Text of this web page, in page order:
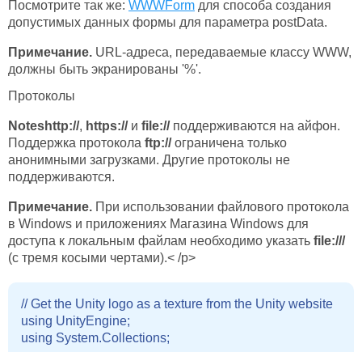
Посмотрите так же: WWWForm для способа создания
допустимых данных формы для параметра postData.
Примечание. URL-адреса, передаваемые классу WWW,
должны быть экранированы '%'.
Протоколы
Noteshttp://, https://и file://поддерживаются на айфон.
Поддержка протокола ftp://ограничена только
анонимными загрузками. Другие протоколы не
поддерживаются.
Примечание. При использовании файлового протокола
в Windows и приложениях Магазина Windows для
доступа к локальным файлам необходимо указать file:///
(с тремя косыми чертами).< /p>
// Get the Unity logo as a texture from the Unity website
using UnityEngine;
using System.Collections;